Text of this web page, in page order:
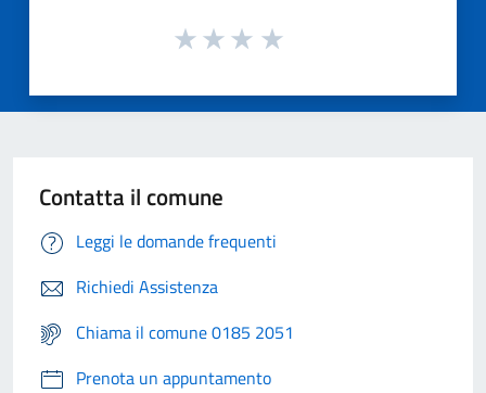
Contatta il comune
Leggi le domande frequenti
Richiedi Assistenza
Chiama il comune 0185 2051
Prenota un appuntamento